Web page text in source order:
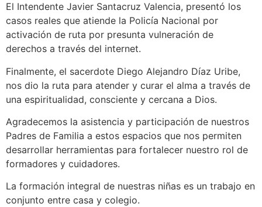
El Intendente Javier Santacruz Valencia, presentó los
casos reales que atiende la Policía Nacional por
activación de ruta por presunta vulneración de
derechos a través del internet.
Finalmente, el sacerdote Diego Alejandro Díaz Uribe,
nos dio la ruta para atender y curar el alma a través de
una espiritualidad, consciente y cercana a Dios.
Agradecemos la asistencia y participación de nuestros
Padres de Familia a estos espacios que nos permiten
desarrollar herramientas para fortalecer nuestro rol de
formadores y cuidadores.
La formación integral de nuestras niñas es un trabajo en
conjunto entre casa y colegio.